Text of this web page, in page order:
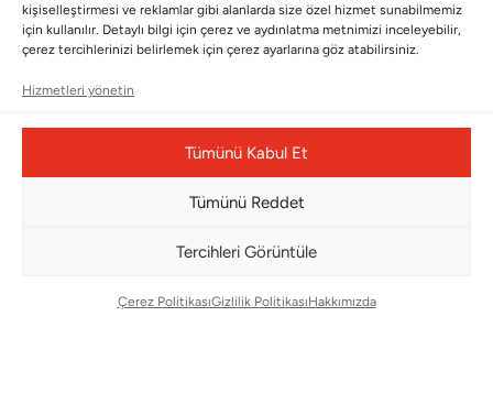
kişiselleştirmesi ve reklamlar gibi alanlarda size özel hizmet sunabilmemiz
için kullanılır. Detaylı bilgi için çerez ve aydınlatma metnimizi inceleyebilir,
çerez tercihlerinizi belirlemek için çerez ayarlarına göz atabilirsiniz.
Hizmetleri yönetin
Tümünü Kabul Et
Tümünü Reddet
Tercihleri Görüntüle
Çerez PolitikasıGizlilik PolitikasıHakkımızda
Bültenimize Abone Olun